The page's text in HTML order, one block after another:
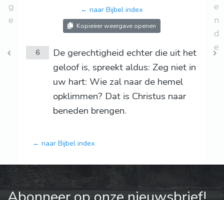
g
e
← naar Bijbel index
Kopieëer weergave openen
6
De gerechtigheid echter die uit het
geloof is, spreekt aldus: Zeg niet in
uw hart: Wie zal naar de hemel
opklimmen? Dat is Christus naar
beneden brengen.
← naar Bijbel index
e
n
d
e